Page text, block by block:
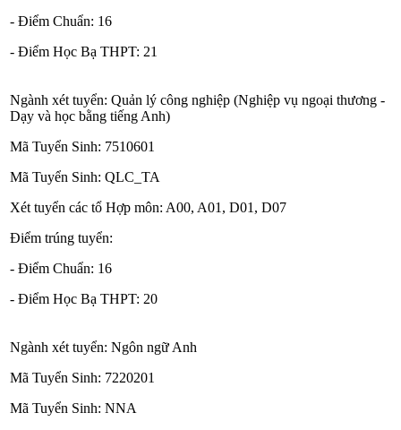
- Điểm Chuẩn: 16
- Điểm Học Bạ THPT: 21
Ngành xét tuyển: Quản lý công nghiệp (Nghiệp vụ ngoại thương -
Dạy và học bằng tiếng Anh)
Mã Tuyển Sinh: 7510601
Mã Tuyển Sinh: QLC_TA
Xét tuyển các tổ Hợp môn: A00, A01, D01, D07
Điểm trúng tuyển:
- Điểm Chuẩn: 16
- Điểm Học Bạ THPT: 20
Ngành xét tuyển: Ngôn ngữ Anh
Mã Tuyển Sinh: 7220201
Mã Tuyển Sinh: NNA